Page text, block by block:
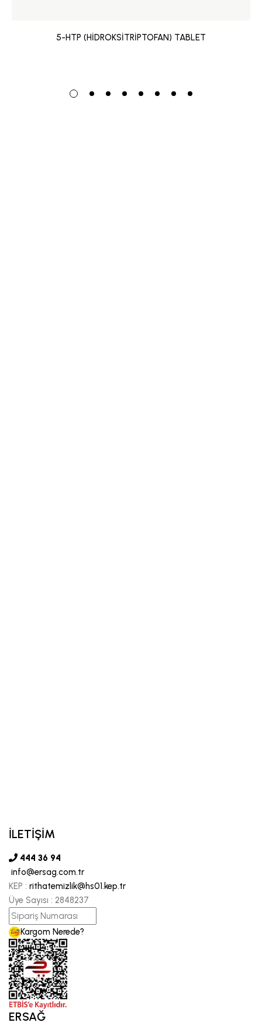
5-HTP (HİDROKSİTRİPTOFAN) TABLET
İLETİŞİM
444 36 94
info@ersag.com.tr
KEP : rithatemizlik@hs01.kep.tr
Üye Sayısı : 2848237
Kargom Nerede?
ERSAĞ